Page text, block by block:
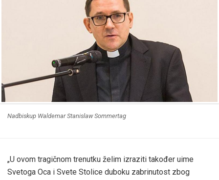
Nadbiskup Waldemar Stanislaw Sommertag
„U ovom tragičnom trenutku želim izraziti također uime
Svetoga Oca i Svete Stolice duboku zabrinutost zbog